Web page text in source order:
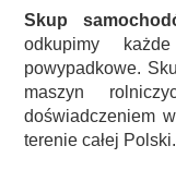
Skup
odkupimy
powypadkowe.
maszyn
doświadczeniem
terenie całej Polski.